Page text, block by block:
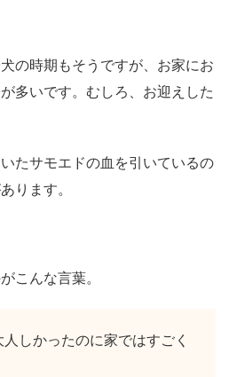
の時期もそうですが、お家にお
多いです。むしろ、お迎えした
たサモエドの血を引いているの
ります。
こんな言葉。
人しかったのに家ではすごく